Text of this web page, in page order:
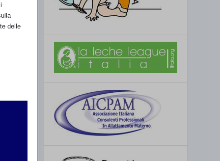
delle